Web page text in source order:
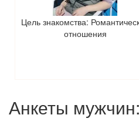
Цель знакомства:
отношения
Анкеты мужчин: